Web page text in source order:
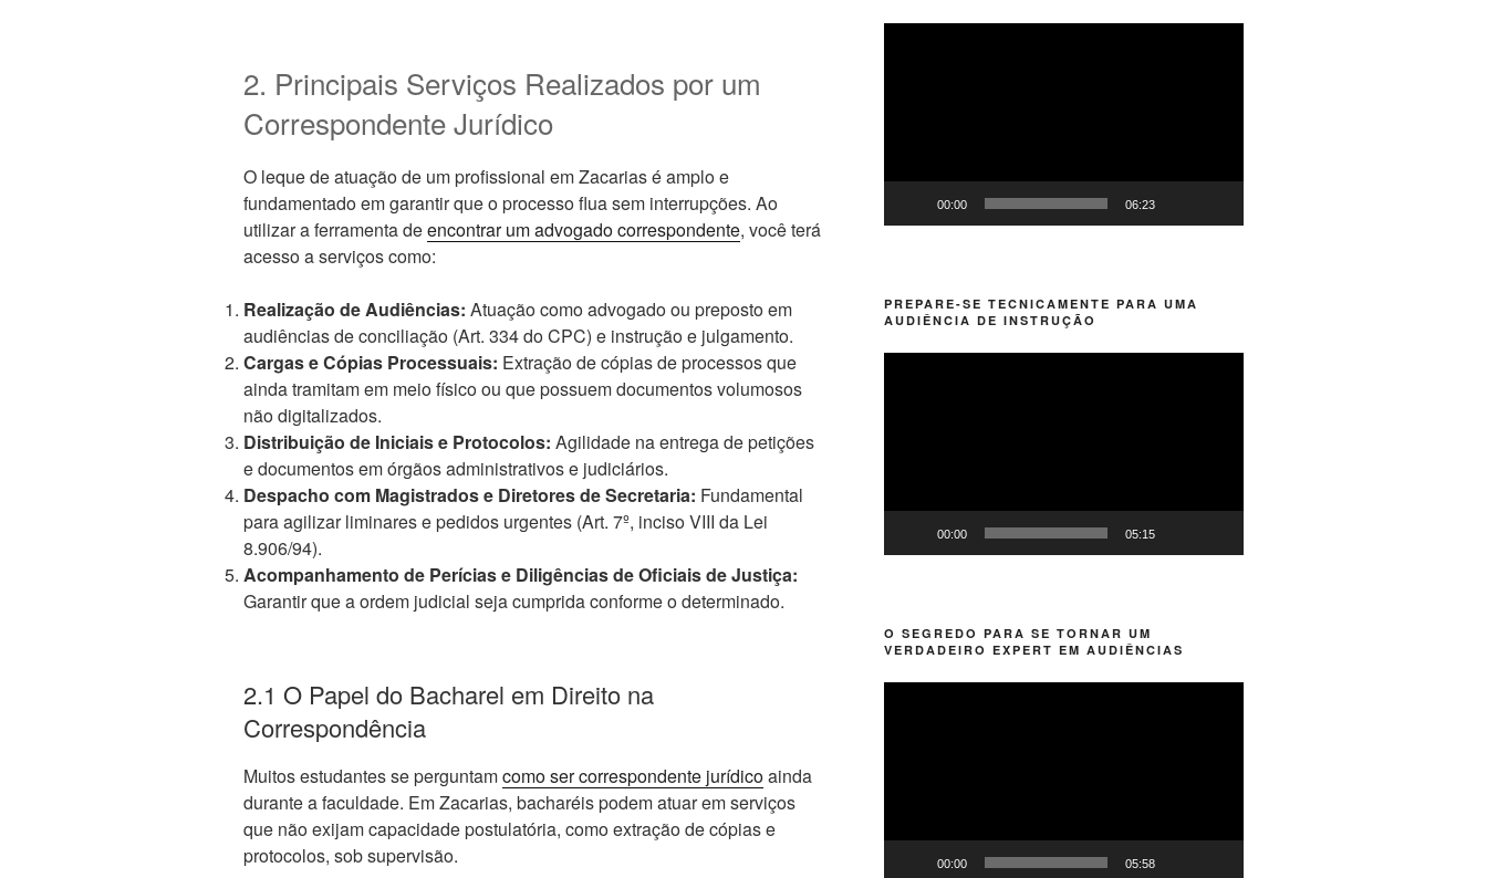
2. Principais Serviços Realizados por um
Correspondente Jurídico
O leque de atuação de um profissional em Zacarias é amplo e
fundamentado em garantir que o processo flua sem interrupções. Ao
utilizar a ferramenta deencontrar um advogado correspondente, você terá
acesso a serviços como:
Realização de Audiências: Atuação como advogado ou preposto em
audiências de conciliação (Art. 334 do CPC) e instrução e julgamento.
Cargas e Cópias Processuais: Extração de cópias de processos que
ainda tramitam em meio físico ou que possuem documentos volumosos
não digitalizados.
Distribuição de Iniciais e Protocolos: Agilidade na entrega de petições
e documentos em órgãos administrativos e judiciários.
Despacho com Magistrados e Diretores de Secretaria: Fundamental
para agilizar liminares e pedidos urgentes (Art. 7º, inciso VIII da Lei
8.906/94).
Acompanhamento de Perícias e Diligências de Oficiais de Justiça:
Garantir que a ordem judicial seja cumprida conforme o determinado.
2.1 O Papel do Bacharel em Direito na
Correspondência
Muitos estudantes se perguntamcomo ser correspondente jurídicoainda
durante a faculdade. Em Zacarias, bacharéis podem atuar em serviços
que não exijam capacidade postulatória, como extração de cópias e
protocolos, sob supervisão.
00:00 06:23
PREPARE-SE TECNICAMENTE PARA UMA
AUDIÊNCIA DE INSTRUÇÃO
00:00 05:15
O SEGREDO PARA SE TORNAR UM
VERDADEIRO EXPERT EM AUDIÊNCIAS
00:00 05:58